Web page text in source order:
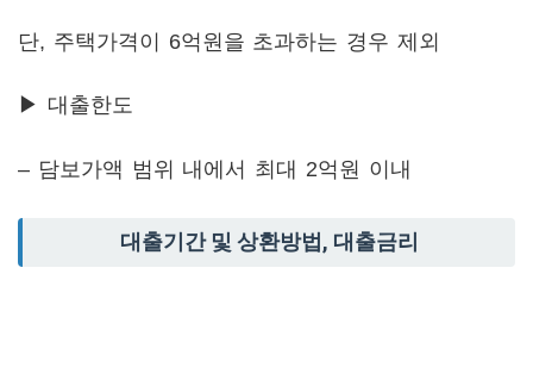
단, 주택가격이 6억원을 초과하는 경우 제외
▶ 대출한도
– 담보가액 범위 내에서 최대 2억원 이내
대출기간 및 상환방법, 대출금리